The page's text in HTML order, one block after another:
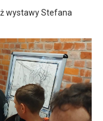
wystawy Stefana